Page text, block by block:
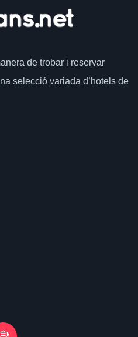
de trobar i reservar
selecció variada d’hotels de